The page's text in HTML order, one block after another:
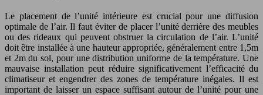
Le placement de l’unité intérieure est crucial pour une diffusion
optimale de l’air. Il faut éviter de placer l’unité derrière des meubles
ou des rideaux qui peuvent obstruer la circulation de l’air. L’unité
doit être installée à une hauteur appropriée, généralement entre 1,5m
et 2m du sol, pour une distribution uniforme de la température. Une
mauvaise installation peut réduire significativement l’efficacité du
climatiseur et engendrer des zones de température inégales. Il est
important de laisser un espace suffisant autour de l’unité pour une